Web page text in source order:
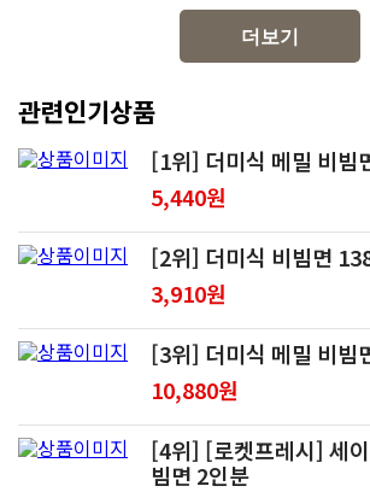
더보기
관련인기상품
[1위] 더미식 메밀 비빔
5,440원
[2위] 더미식 비빔면
3,910원
[3위] 더미식 메밀 비빔
10,880원
[4위] [로켓프레시] 세
빔면 2인분